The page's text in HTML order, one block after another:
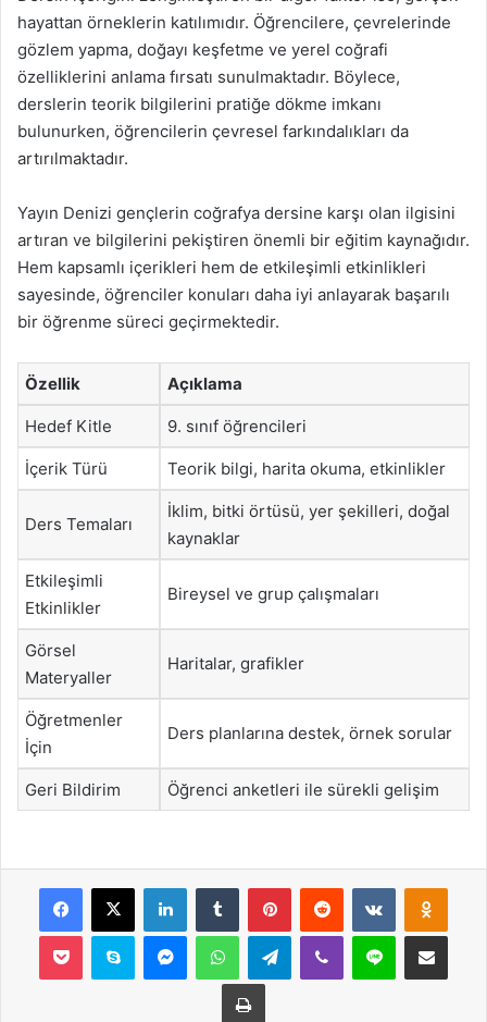
hayattan örneklerin katılımıdır. Öğrencilere, çevrelerinde
gözlem yapma, doğayı keşfetme ve yerel coğrafi
özelliklerini anlama fırsatı sunulmaktadır. Böylece,
derslerin teorik bilgilerini pratiğe dökme imkanı
bulunurken, öğrencilerin çevresel farkındalıkları da
artırılmaktadır.
Yayın Denizi gençlerin coğrafya dersine karşı olan ilgisini
artıran ve bilgilerini pekiştiren önemli bir eğitim kaynağıdır.
Hem kapsamlı içerikleri hem de etkileşimli etkinlikleri
sayesinde, öğrenciler konuları daha iyi anlayarak başarılı
bir öğrenme süreci geçirmektedir.
Özellik Açıklama
Hedef Kitle 9. sınıf öğrencileri
İçerik Türü Teorik bilgi, harita okuma, etkinlikler
Ders Temaları
İklim, bitki örtüsü, yer şekilleri, doğal
kaynaklar
Etkileşimli
Etkinlikler
Bireysel ve grup çalışmaları
Görsel
Materyaller
Haritalar, grafikler
Öğretmenler
İçin
Ders planlarına destek, örnek sorular
Geri Bildirim Öğrenci anketleri ile sürekli gelişim
Facebook
X LinkedInTumblr PinterestReddit VKontakte
Pocket Skype MessengerWhatsAppTelegramViber Line E-Posta ile
Yazdır